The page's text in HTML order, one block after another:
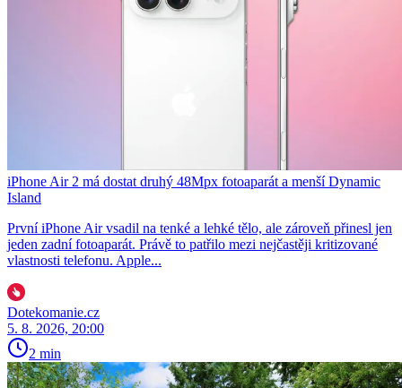
iPhone Air 2 má dostat druhý 48Mpx fotoaparát a menší Dynamic
Island
První iPhone Air vsadil na tenké a lehké tělo, ale zároveň přinesl jen
jeden zadní fotoaparát. Právě to patřilo mezi nejčastěji kritizované
vlastnosti telefonu. Apple...
Dotekomanie.cz
5. 8. 2026, 20:00
2 min